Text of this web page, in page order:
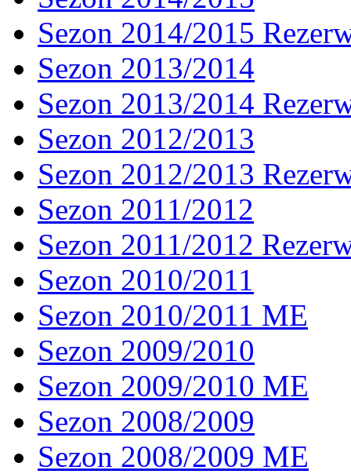
Sezon 2014/2015
Sezon 2013/2014
Sezon 2013/2014
Sezon 2012/2013
Sezon 2012/2013
Sezon 2011/2012
Sezon 2011/2012
Sezon 2010/2011
Sezon 2010/2011 ME
Sezon 2009/2010
Sezon 2009/2010 ME
Sezon 2008/2009
Sezon 2008/2009 ME